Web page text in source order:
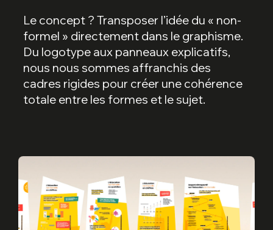
Le concept ? Transposer l’idée du « non-
formel » directement dans le graphisme.
Du logotype aux panneaux explicatifs,
nous nous sommes affranchis des
cadres rigides pour créer une cohérence
totale entre les formes et le sujet.